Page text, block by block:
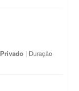
Privado | Duração